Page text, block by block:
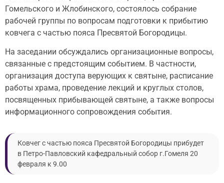
Гомельского и Жлобинского, состоялось собрание
рабочей группы по вопросам подготовки к прибытию
ковчега с частью пояса Пресвятой Богородицы.
На заседании обсуждались организационные вопросы,
связанные с предстоящим событием. В частности,
организация доступа верующих к святыне, расписание
работы храма, проведение лекций и круглых столов,
посвященных прибывающей святыне, а также вопросы
информационного сопровождения события.
Ковчег с частью пояса Пресвятой Богородицы прибудет
в Петро-Павловский кафедральный собор г.Гомеля 20
февраля к 9.00